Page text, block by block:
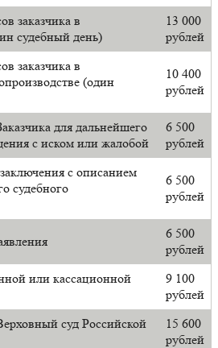
заказчика в
судебный день)
13 000
рублей
заказчика в
(один
10 400
рублей
для дальнейшего
с иском или жалобой
6 500
рублей
с описанием
судебного
6 500
рублей
6 500
рублей
или кассационной
9 100
рублей
суд Российской
15 600
рублей